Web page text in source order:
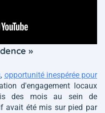
»
, opportunité inespérée pour
d'engagement locaux
des mois au sein de
avait été mis sur pied par